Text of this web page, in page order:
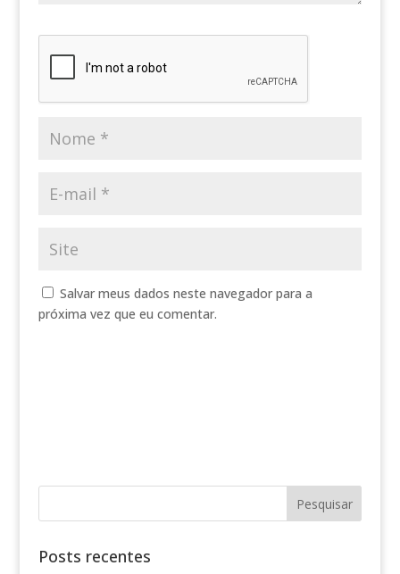
Salvar meus dados neste navegador para a
próxima vez que eu comentar.
Posts recentes